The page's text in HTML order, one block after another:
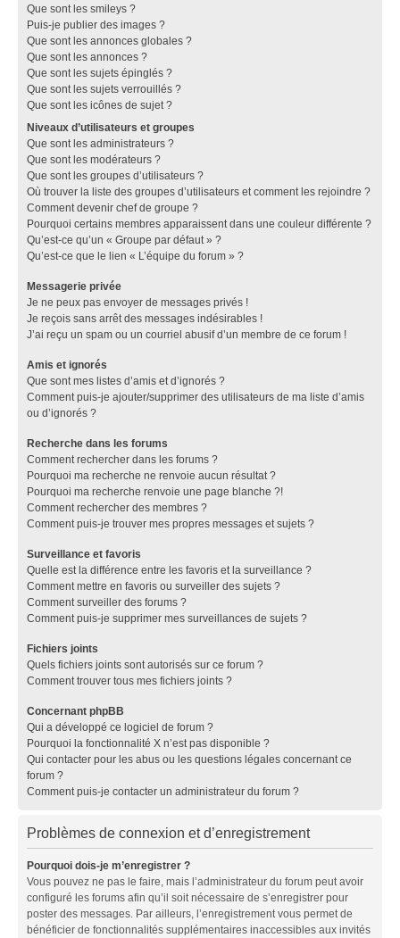
Que sont les smileys ?
Puis-je publier des images ?
Que sont les annonces globales ?
Que sont les annonces ?
Que sont les sujets épinglés ?
Que sont les sujets verrouillés ?
Que sont les icônes de sujet ?
Niveaux d’utilisateurs et groupes
Que sont les administrateurs ?
Que sont les modérateurs ?
Que sont les groupes d’utilisateurs ?
Où trouver la liste des groupes d’utilisateurs et comment les rejoindre ?
Comment devenir chef de groupe ?
Pourquoi certains membres apparaissent dans une couleur différente ?
Qu’est-ce qu’un « Groupe par défaut » ?
Qu’est-ce que le lien « L’équipe du forum » ?
Messagerie privée
Je ne peux pas envoyer de messages privés !
Je reçois sans arrêt des messages indésirables !
J’ai reçu un spam ou un courriel abusif d’un membre de ce forum !
Amis et ignorés
Que sont mes listes d’amis et d’ignorés ?
Comment puis-je ajouter/supprimer des utilisateurs de ma liste d’amis
ou d’ignorés ?
Recherche dans les forums
Comment rechercher dans les forums ?
Pourquoi ma recherche ne renvoie aucun résultat ?
Pourquoi ma recherche renvoie une page blanche ?!
Comment rechercher des membres ?
Comment puis-je trouver mes propres messages et sujets ?
Surveillance et favoris
Quelle est la différence entre les favoris et la surveillance ?
Comment mettre en favoris ou surveiller des sujets ?
Comment surveiller des forums ?
Comment puis-je supprimer mes surveillances de sujets ?
Fichiers joints
Quels fichiers joints sont autorisés sur ce forum ?
Comment trouver tous mes fichiers joints ?
Concernant phpBB
Qui a développé ce logiciel de forum ?
Pourquoi la fonctionnalité X n’est pas disponible ?
Qui contacter pour les abus ou les questions légales concernant ce
forum ?
Comment puis-je contacter un administrateur du forum ?
Problèmes de connexion et d’enregistrement
Pourquoi dois-je m’enregistrer ?
Vous pouvez ne pas le faire, mais l’administrateur du forum peut avoir
configuré les forums afin qu’il soit nécessaire de s’enregistrer pour
poster des messages. Par ailleurs, l’enregistrement vous permet de
bénéficier de fonctionnalités supplémentaires inaccessibles aux invités